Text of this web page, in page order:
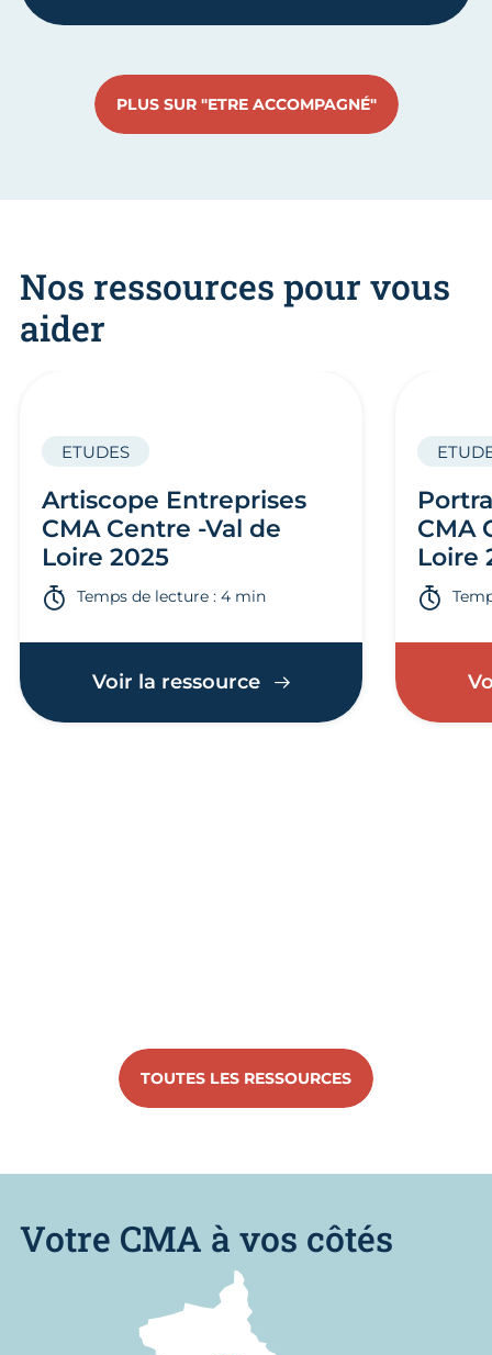
PLUS SUR "ETRE ACCOMPAGNÉ"
Nos ressources pour vous
aider
Artiscope Entreprises
CMA Centre -Val de
Loire 2025
ETUDES
Temps de lecture : 4 min
Voir la ressource
CMA
Loire
TOUTES LES RESSOURCES
Votre CMA à vos côtés